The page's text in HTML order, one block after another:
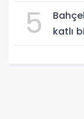
5
katlı